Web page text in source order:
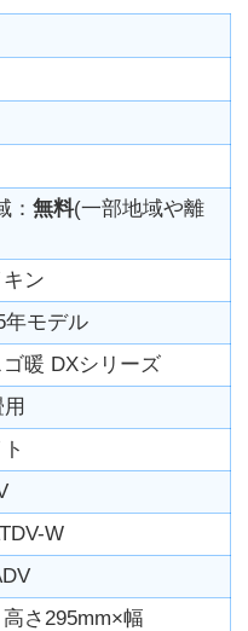
：無料(一部地域や離
ン
年モデル
暖 DXシリーズ
W
さ295mm×幅